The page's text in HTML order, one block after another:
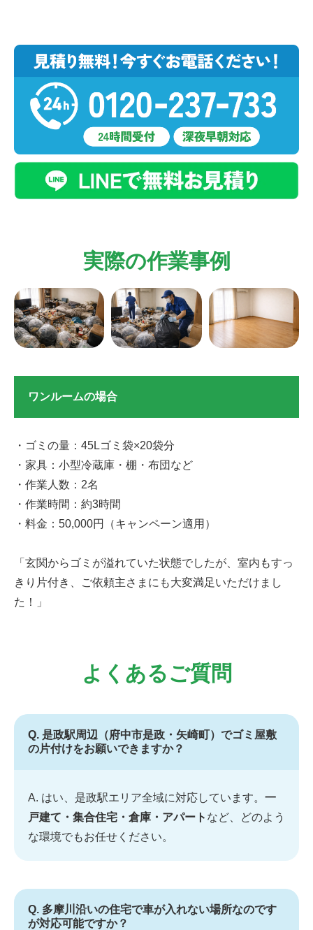
実際の作業事例
ワンルームの場合
・ゴミの量：45Lゴミ袋×20袋分
・家具：小型冷蔵庫・棚・布団など
・作業人数：2名
・作業時間：約3時間
・料金：50,000円（キャンペーン適用）
「玄関からゴミが溢れていた状態でしたが、室内もすっ
きり片付き、ご依頼主さまにも大変満足いただけまし
た！」
よくあるご質問
Q. 是政駅周辺（府中市是政・矢崎町）でゴミ屋敷
の片付けをお願いできますか？
A. はい、是政駅エリア全域に対応しています。 一
戸建て・集合住宅・倉庫・アパート など、どのよう
な環境でもお任せください。
Q. 多摩川沿いの住宅で車が入れない場所なのです
が対応可能ですか？